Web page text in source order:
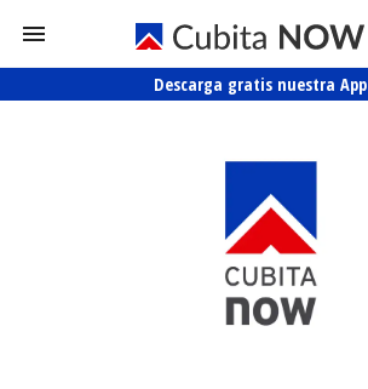
Descarga gratis nuestra App